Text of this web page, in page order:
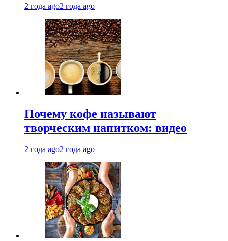
2 года ago2 года ago
Почему кофе называют
творческим напитком: видео
2 года ago2 года ago